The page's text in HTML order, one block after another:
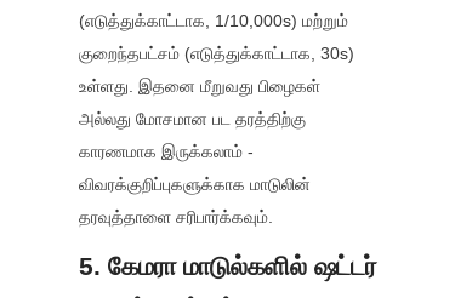
(எடுத்துக்காட்டாக, 1/10,000s) மற்றும்
குறைந்தபட்சம் (எடுத்துக்காட்டாக, 30s)
உள்ளது. இதனை மீறுவது பிழைகள்
அல்லது மோசமான பட தரத்திற்கு
காரணமாக இருக்கலாம் -
விவரக்குறிப்புகளுக்காக மாடுலின்
தரவுத்தாளை சரிபார்க்கவும்.
5. கேமரா மாடுல்களில் ஷட்டர்